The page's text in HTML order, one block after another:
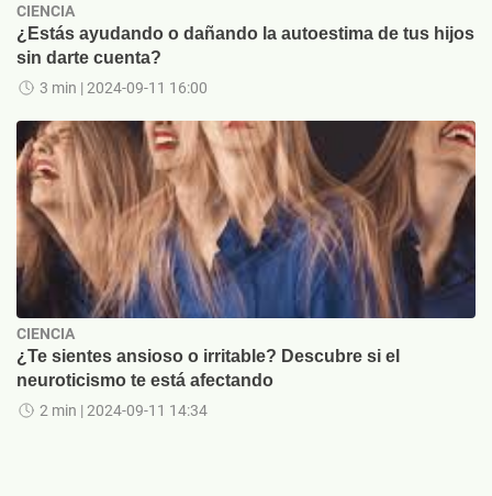
CIENCIA
¿Estás ayudando o dañando la autoestima de tus hijos
sin darte cuenta?
3 min | 2024-09-11 16:00
CIENCIA
¿Te sientes ansioso o irritable? Descubre si el
neuroticismo te está afectando
2 min | 2024-09-11 14:34